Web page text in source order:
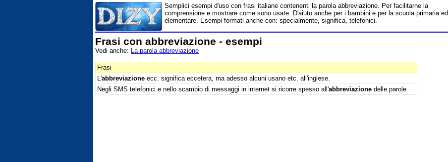
Semplici esempi d'uso con frasi italiane contenenti la parola abbreviazione. Per facilitarne la
comprensione e mostrare come sono usate. D'aiuto anche per i bambini e per la scuola primaria ed
elementare. Esempi formati anche con: specialmente, significa, telefonici.
Frasi con abbreviazione - esempi
Vedi anche: La parola abbreviazione
Frasi
L'abbreviazione ecc. significa eccetera, ma adesso alcuni usano etc. all'inglese.
Negli SMS telefonici e nello scambio di messaggi in internet si ricorre spesso all'abbreviazione delle parole.